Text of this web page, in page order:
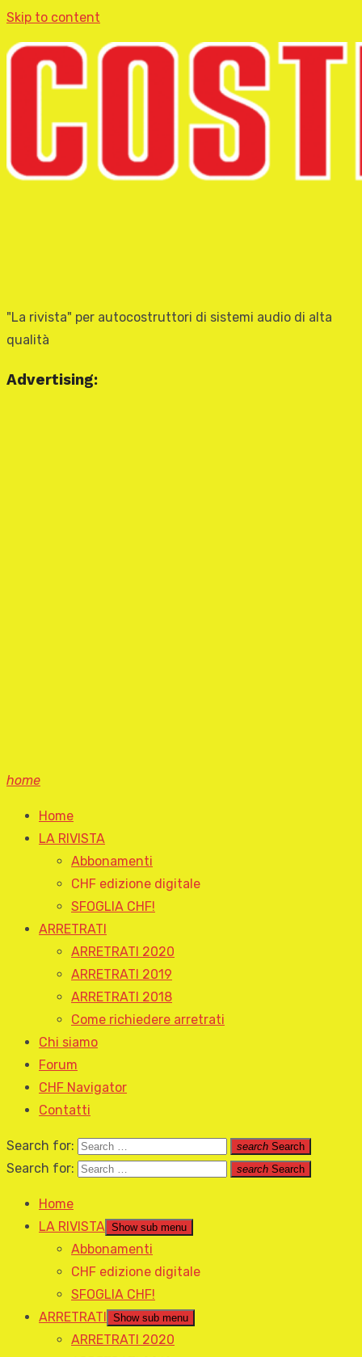
Skip to content
"La rivista" per autocostruttori di sistemi audio di alta
qualità
Advertising:
home
Home
LA RIVISTA
Abbonamenti
CHF edizione digitale
SFOGLIA CHF!
ARRETRATI
ARRETRATI 2020
ARRETRATI 2019
ARRETRATI 2018
Come richiedere arretrati
Chi siamo
Forum
CHF Navigator
Contatti
Search for: search Search
Search for: search Search
Home
LA RIVISTA Show sub menu
Abbonamenti
CHF edizione digitale
SFOGLIA CHF!
ARRETRATI
Show sub menu
ARRETRATI 2020